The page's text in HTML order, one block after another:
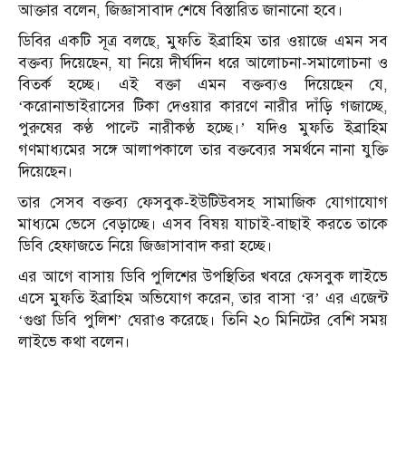
আক্তার বলেন, জিজ্ঞাসাবাদ শেষে বিস্তারিত জানানো হবে।
ডিবির একটি সূত্র বলছে, মুফতি ইব্রাহিম তার ওয়াজে এমন সব
বক্তব্য দিয়েছেন, যা নিয়ে দীর্ঘদিন ধরে আলোচনা-সমালোচনা ও
বিতর্ক হচ্ছে। এই বক্তা এমন বক্তব্যও দিয়েছেন যে,
‘করোনাভাইরাসের টিকা দেওয়ার কারণে নারীর দাঁড়ি গজাচ্ছে,
পুরুষের কণ্ঠ পাল্টে নারীকণ্ঠ হচ্ছে।’ যদিও মুফতি ইব্রাহিম
গণমাধ্যমের সঙ্গে আলাপকালে তার বক্তব্যের সমর্থনে নানা যুক্তি
দিয়েছেন।
তার সেসব বক্তব্য ফেসবুক-ইউটিউবসহ সামাজিক যোগাযোগ
মাধ্যমে ভেসে বেড়াচ্ছে। এসব বিষয় যাচাই-বাছাই করতে তাকে
ডিবি হেফাজতে নিয়ে জিজ্ঞাসাবাদ করা হচ্ছে।
এর আগে বাসায় ডিবি পুলিশের উপস্থিতির খবরে ফেসবুক লাইভে
এসে মুফতি ইব্রাহিম অভিযোগ করেন, তার বাসা ‘র’ এর এজেন্ট
‘গুণ্ডা ডিবি পুলিশ’ ঘেরাও করেছে। তিনি ২০ মিনিটের বেশি সময়
লাইভে কথা বলেন।